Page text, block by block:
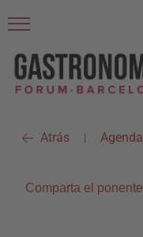
Atrás | Agenda
Comparta el ponente